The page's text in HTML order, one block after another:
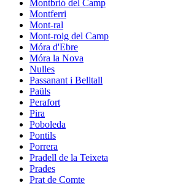
Montbrió del Camp
Montferri
Mont-ral
Mont-roig del Camp
Móra d'Ebre
Móra la Nova
Nulles
Passanant i Belltall
Paüls
Perafort
Pira
Poboleda
Pontils
Porrera
Pradell de la Teixeta
Prades
Prat de Comte